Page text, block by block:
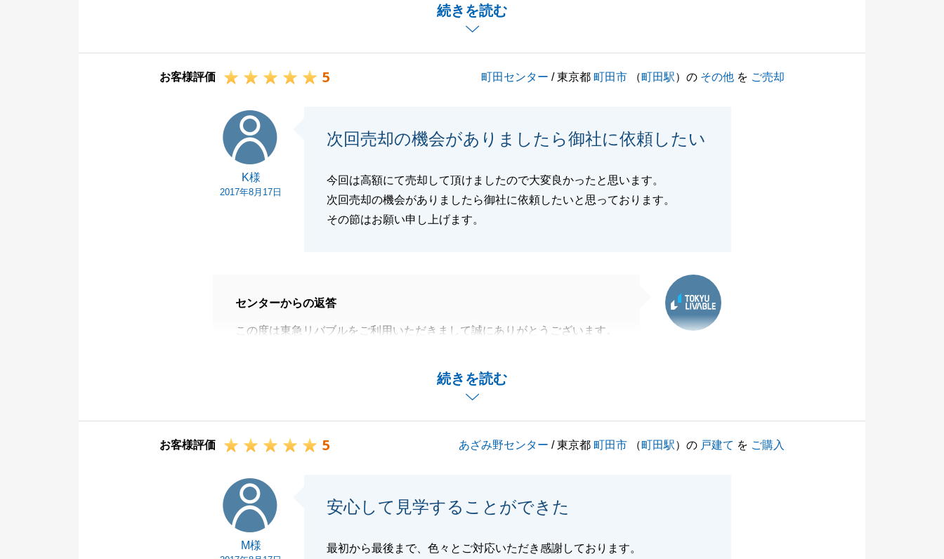
続きを読む
また、安心した不動産のお取引を実感して頂いたとのお褒めの言葉を頂き幸
大変感謝しております。
ければと存じます。
今後ともよろしくお願い致します。
閉じる
お客様評価 5 町田センター / 東京都町田市 （町田駅）の その他 を ご売却
K様
2017年8月17日
次回売却の機会がありましたら御社に依頼したい
今回は高額にて売却して頂けましたので大変良かったと思います。
次回売却の機会がありましたら御社に依頼したいと思っております。
その節はお願い申し上げます。
続きを読む
センターからの返答
この度は東急リバブルをご利用いただきまして誠にありがとうございます。
立地や建物の維持管理状況がとても良い不動産でしたので、その魅力を感じ
ったと思います。
ませ。
今後とも何卒よろしくお願い申し上げます。
お客様評価 5 あざみ野センター / 東京都町田市 （町田駅）の 戸建て を ご購入
M様
安心して見学することができた
最初から最後まで、色々とご対応いただき感謝しております。